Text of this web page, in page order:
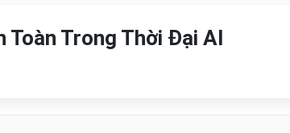
Toàn Trong Thời Đại AI